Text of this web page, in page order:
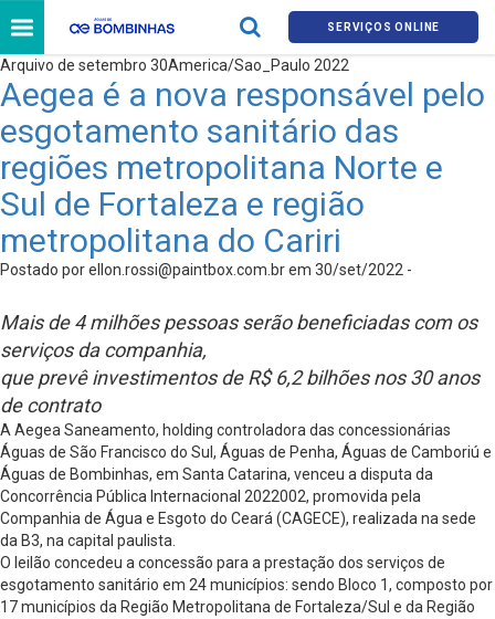
SERVIÇOS ONLINE
Arquivo de setembro 30America/Sao_Paulo 2022
Aegea é a nova responsável pelo
esgotamento sanitário das
regiões metropolitana Norte e
Sul de Fortaleza e região
metropolitana do Cariri
Postado porellon.rossi@paintbox.com.brem 30/set/2022 -
Mais de 4 milhões pessoas serão beneficiadas com os
serviços da companhia,
que prevê investimentos de R$ 6,2 bilhões nos 30 anos
de contrato
A Aegea Saneamento, holding controladora das concessionárias
Águas de São Francisco do Sul, Águas de Penha, Águas de Camboriú e
Águas de Bombinhas, em Santa Catarina, venceu a disputa da
Concorrência Pública Internacional 2022002, promovida pela
Companhia de Água e Esgoto do Ceará (CAGECE), realizada na sede
da B3, na capital paulista.
O leilão concedeu a concessão para a prestação dos serviços de
esgotamento sanitário em 24 municípios: sendo Bloco 1, composto por
17 municípios da Região Metropolitana de Fortaleza/Sul e da Região